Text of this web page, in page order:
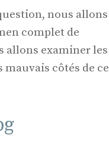
nous allons
complet de
allons examiner les
mauvais côtés de ce